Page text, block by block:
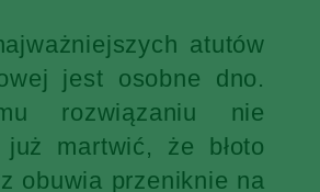
atutów
jest osobne dno.
rozwiązaniu nie
martwić, że błoto
obuwia przeniknie na